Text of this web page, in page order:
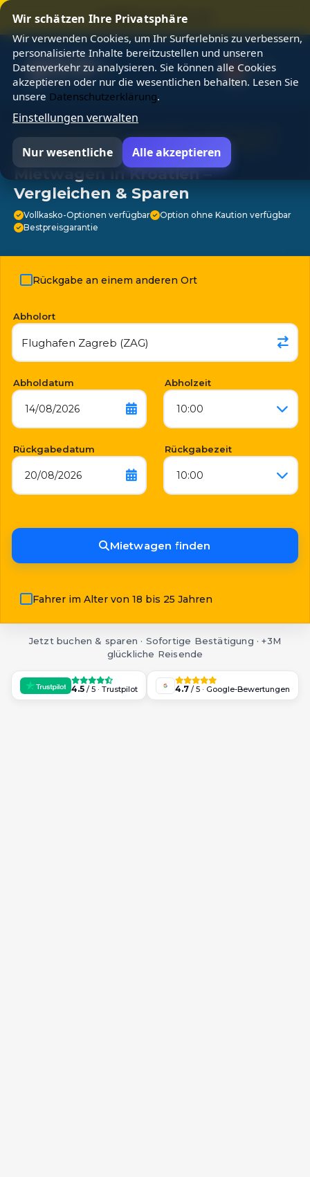
Wir schätzen Ihre Privatsphäre
Wir verwenden Cookies, um Ihr Surferlebnis zu verbessern,
personalisierte Inhalte bereitzustellen und unseren
Datenverkehr zu analysieren. Sie können alle Cookies
akzeptieren oder nur die wesentlichen behalten. Lesen Sie
unsere Datenschutzerklärung.
Einstellungen verwalten
Nur wesentliche Alle akzeptieren
⭐ SUMMER SALE 25% OFF ⭐
rund um die Uhr ⭐ Keine versteckten Gebühren ⭐
Kostenlose Stornierung ⭐
Mietwagen in Kroatien –
Vergleichen & Sparen
Vollkasko-Optionen verfügbar
Option ohne Kaution verfügbar
Bestpreisgarantie
Rückgabe an einem anderen Ort
Abholort
Abholdatum
14/08/2026
Abholzeit
10:00
Rückgabedatum
20/08/2026
Rückgabezeit
10:00
Mietwagen finden
Fahrer im Alter von 18 bis 25 Jahren
Jetzt buchen & sparen · Sofortige Bestätigung · +3M
glückliche Reisende
4.5/ 5 · Trustpilot 4.7/ 5 · Google-Bewertungen